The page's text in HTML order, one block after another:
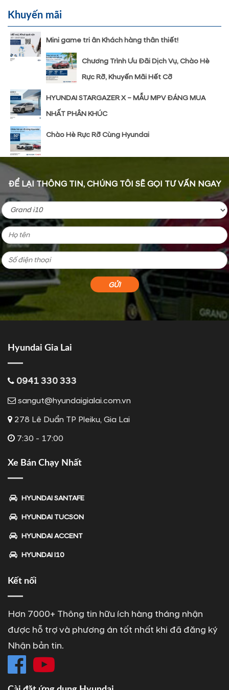
Khuyến mãi
Mini game tri ân Khách hàng thân thiết!
Chương Trình Ưu Đãi Dịch Vụ, Chào Hè
Rực Rỡ, Khuyến Mãi Hết Cỡ
HYUNDAI STARGAZER X – MẪU MPV ĐÁNG MUA
NHẤT PHÂN KHÚC
Chào Hè Rực Rỡ Cùng Hyundai
ĐỂ LẠI THÔNG TIN, CHÚNG TÔI SẼ GỌI TƯ VẤN NGAY
Hyundai Gia Lai
0941 330 333
sangut@hyundaigialai.com.vn
278 Lê Duẩn TP Pleiku, Gia Lai
7:30 - 17:00
Xe Bán Chạy Nhất
HYUNDAI SANTAFE
HYUNDAI TUCSON
HYUNDAI ACCENT
HYUNDAI I10
Kết nối
Hơn 7000+ Thông tin hữu ích hàng tháng nhận
được hỗ trợ và phương án tốt nhất khi đã đăng ký
Nhận bản tin.